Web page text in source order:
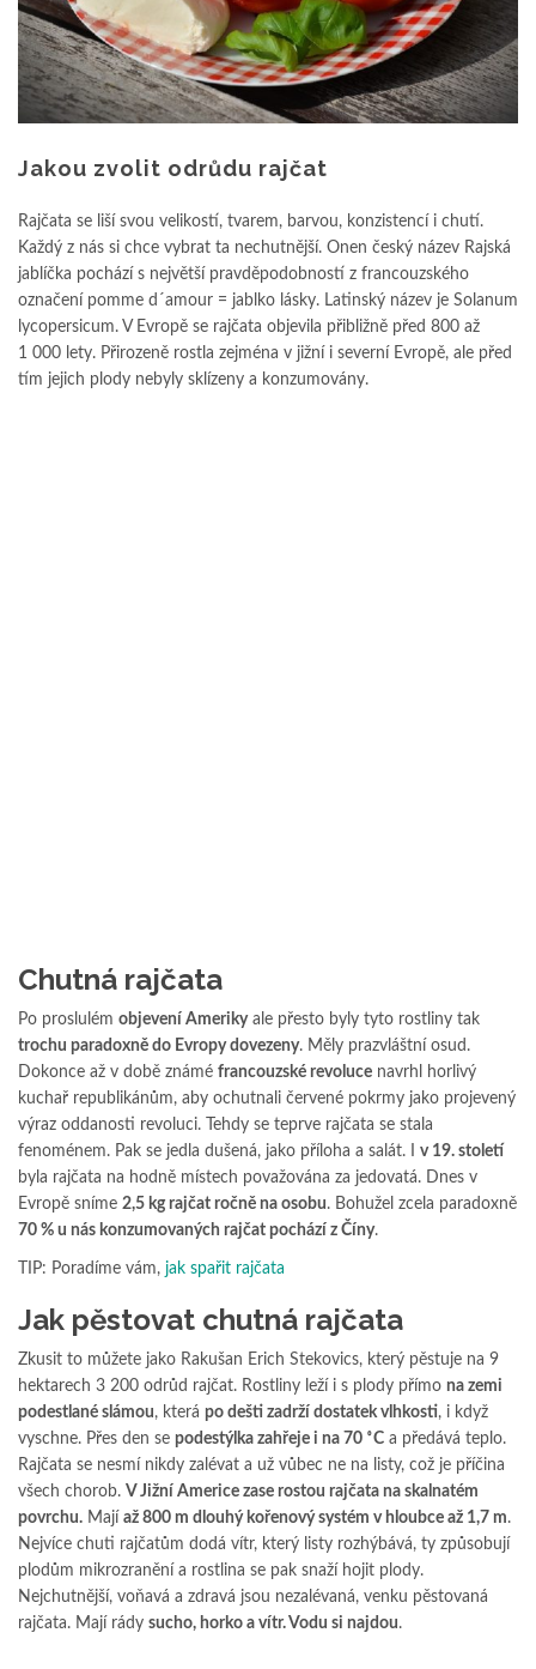
Jakou zvolit odrůdu rajčat
Rajčata se liší svou velikostí, tvarem, barvou, konzistencí i chutí.
Každý z nás si chce vybrat ta nechutnější. Onen český název Rajská
jablíčka pochází s největší pravděpodobností z francouzského
označení pomme d´amour = jablko lásky. Latinský název je Solanum
lycopersicum. V Evropě se rajčata objevila přibližně před 800 až
1 000 lety. Přirozeně rostla zejména v jižní i severní Evropě, ale před
tím jejich plody nebyly sklízeny a konzumovány.
Chutná rajčata
Po proslulém objevení Amerikyale přesto byly tyto rostliny tak
trochu paradoxně do Evropy dovezeny. Měly prazvláštní osud.
Dokonce až v době známé francouzské revoluce navrhl horlivý
kuchař republikánům, aby ochutnali červené pokrmy jako projevený
výraz oddanosti revoluci. Tehdy se teprve rajčata se stala
fenoménem. Pak se jedla dušená, jako příloha a salát. I v 19. století
byla rajčata na hodně místech považována za jedovatá. Dnes v
Evropě sníme 2,5 kgrajčat ročně na osobu. Bohužel zcela paradoxně
70 % u nás konzumovaných rajčat pochází z Číny.
TIP: Poradíme vám, jak spařit rajčata
Jak pěstovat chutná rajčata
Zkusit to můžete jako Rakušan Erich Stekovics, který pěstuje na 9
hektarech 3 200 odrůd rajčat. Rostliny leží i s plody přímo na zemi
podestlané slámou, která po dešti zadrží dostatek vlhkosti, i když
vyschne. Přes den se podestýlka zahřeje i na 70 ˚C a předává teplo.
Rajčata se nesmí nikdy zalévat a už vůbec ne na listy, což je příčina
všech chorob. V Jižní Americe zase rostou rajčata na skalnatém
povrchu. Mají až 800 m dlouhý kořenový systém v hloubce až 1,7 m.
Nejvíce chuti rajčatům dodá vítr, který listy rozhýbává, ty způsobují
plodům mikrozranění a rostlina se pak snaží hojit plody.
Nejchutnější, voňavá a zdravá jsou nezalévaná, venku pěstovaná
rajčata. Mají rády sucho, horko a vítr. Vodu si najdou.